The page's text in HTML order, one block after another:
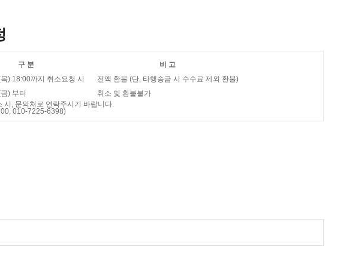
구 분
비 고
) 18:00까지 취소요청 시
전액 환불 (단, 타행송금 시 수수료 제외 환불)
) 부터
취소 및 환불불가
시, 문의처로 연락주시기 바랍니다.
010-7225-6398)